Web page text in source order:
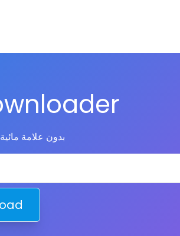
أداة تنزيل الفيديو Tiktok بدون علامة مائية